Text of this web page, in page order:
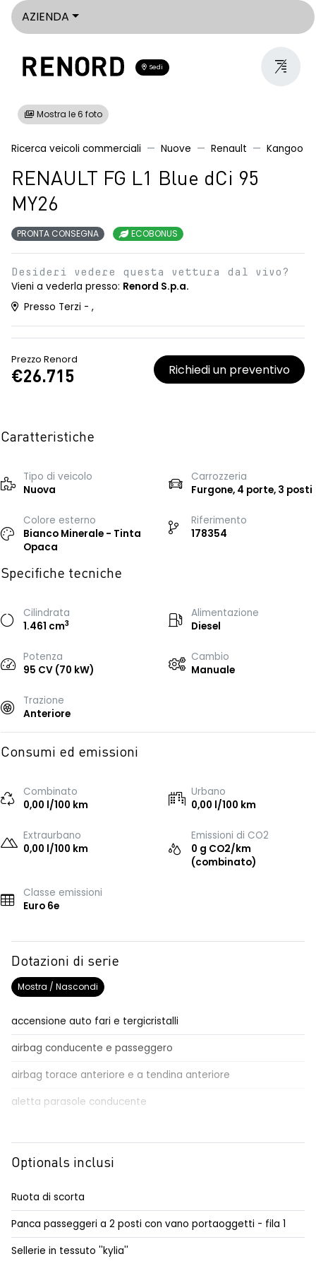
AZIENDA
Sedi
Mostra le 6 foto
Ricerca veicoli commerciali Nuove Renault Kangoo
RENAULT FG L1 Blue dCi 95
MY26
PRONTA CONSEGNA ECOBONUS
Desideri vedere questa vettura dal vivo?
Vieni a vederla presso: Renord S.p.a.
Presso Terzi - ,
Prezzo Renord
€26.715 Richiedi un preventivo
Caratteristiche
Tipo di veicolo
Nuova
Carrozzeria
Furgone, 4 porte, 3 posti
Colore esterno
Bianco Minerale - Tinta
Opaca
Riferimento
178354
Specifiche tecniche
Cilindrata
1.461 cm3
Alimentazione
Diesel
Potenza
95 CV (70 kW)
Cambio
Manuale
Trazione
Anteriore
Consumi ed emissioni
Combinato
0,00 l/100 km
Urbano
0,00 l/100 km
Extraurbano
0,00 l/100 km
Emissioni di CO2
0 g CO2/km
(combinato)
Classe emissioni
Euro 6e
Dotazioni di serie
Mostra / Nascondi
accensione auto fari e tergicristalli
airbag conducente e passeggero
airbag torace anteriore e a tendina anteriore
aletta parasole conducente
alzacristalli anteriori elettrici / impulsionali lato conducente
avviso cinture di sicurezza allacciate
conducente/passeggero
commutatore airbag frontale passeggero
Optionals inclusi
Ruota di scorta
Panca passeggeri a 2 posti con vano portaoggetti - fila 1
Sellerie in tessuto ''kylia''